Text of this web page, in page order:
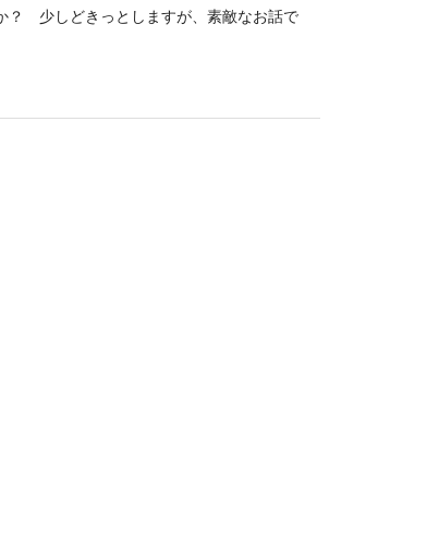
？ 少しどきっとしますが、素敵なお話で